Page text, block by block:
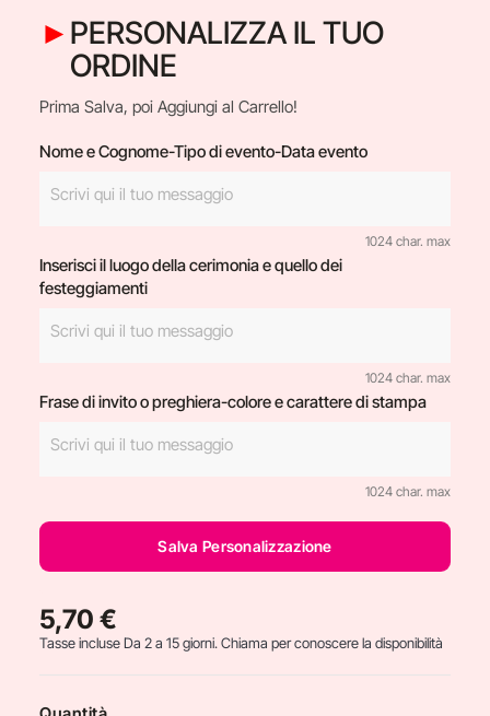
PERSONALIZZA IL TUO
ORDINE
Prima Salva, poi Aggiungi al Carrello!
Nome e Cognome-Tipo di evento-Data evento
1024 char. max
Inserisci il luogo della cerimonia e quello dei
festeggiamenti
1024 char. max
Frase di invito o preghiera-colore e carattere di stampa
1024 char. max
Salva Personalizzazione
5,70 €
Tasse incluseDa 2 a 15 giorni. Chiama per conoscere la disponibilità